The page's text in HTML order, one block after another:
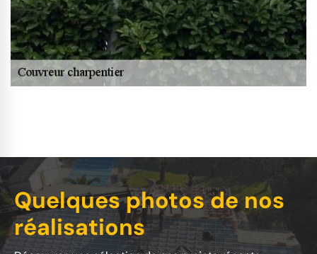
Quelques photos de nos
réalisations